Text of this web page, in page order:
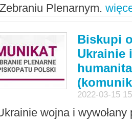
Plenarnym.
Biskupi
Ukrainie
2022-03-15
wojna i